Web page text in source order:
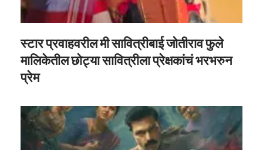
स्टार प्रवाहवरील मी सावित्रीबाई जोतीराव फुले
मालिकेतील छोट्या सावित्रीला प्रेक्षकांचं भरभरुन
प्रेम